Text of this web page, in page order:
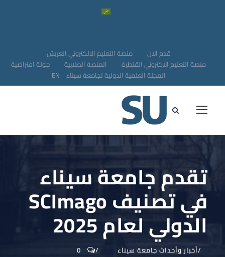
قدم الان
منصة التعليم الالكتروني العريش
منصة التعليم الاكتروني القنطرة
المنصة الطلابية
جولة افتراضية
المجلة العلمية الدولية لجامعة سيناء EN
تقدم جامعة سيناء
في تصنيف SCImago
الدولي لعام 2025
أخبار وأحداث جامعة سيناء 0